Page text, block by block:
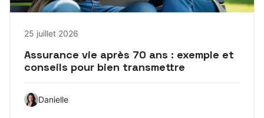
25 juillet 2026
Assurance vie après 70 ans : exemple et
conseils pour bien transmettre
Danielle